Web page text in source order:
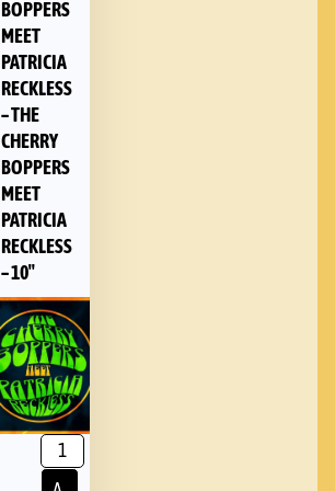
BOPPERS
MEET
PATRICIA
RECKLESS
– THE
CHERRY
BOPPERS
MEET
PATRICIA
RECKLESS
– 10″